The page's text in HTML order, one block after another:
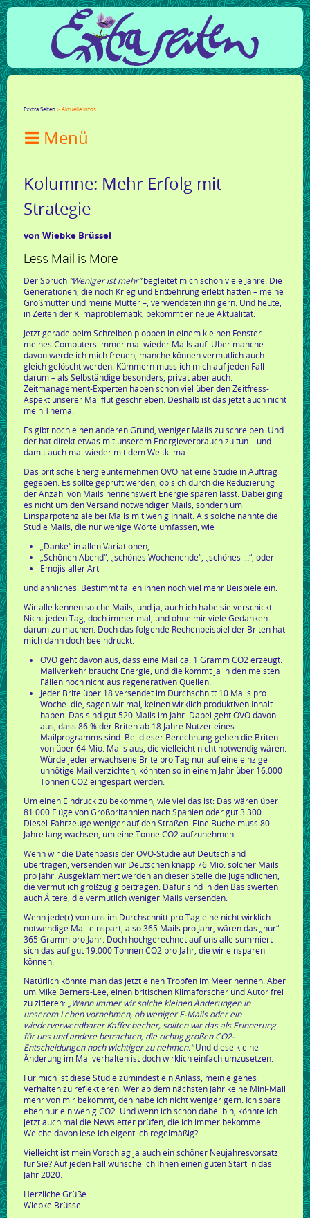
Exxtra Seiten Aktuelle Infos

Kolumne: Mehr Erfolg mit
Strategie
von Wiebke Brüssel
Less Mail is More
Der Spruch “Weniger ist mehr”begleitet mich schon viele Jahre. Die
Generationen, die noch Krieg und Entbehrung erlebt hatten – meine
Großmutter und meine Mutter –, verwendeten ihn gern. Und heute,
in Zeiten der Klimaproblematik, bekommt er neue Aktualität.
Jetzt gerade beim Schreiben ploppen in einem kleinen Fenster
meines Computers immer mal wieder Mails auf. Über manche
davon werde ich mich freuen, manche können vermutlich auch
gleich gelöscht werden. Kümmern muss ich mich auf jeden Fall
darum – als Selbständige besonders, privat aber auch.
Zeitmanagement-Experten haben schon viel über den Zeitfress-
Aspekt unserer Mailflut geschrieben. Deshalb ist das jetzt auch nicht
mein Thema.
Es gibt noch einen anderen Grund, weniger Mails zu schreiben. Und
der hat direkt etwas mit unserem Energieverbrauch zu tun – und
damit auch mal wieder mit dem Weltklima.
Das britische Energieunternehmen OVO hat eine Studie in Auftrag
gegeben. Es sollte geprüft werden, ob sich durch die Reduzierung
der Anzahl von Mails nennenswert Energie sparen lässt. Dabei ging
es nicht um den Versand notwendiger Mails, sondern um
Einsparpotenziale bei Mails mit wenig Inhalt. Als solche nannte die
Studie Mails, die nur wenige Worte umfassen, wie
„Danke“ in allen Variationen,
„Schönen Abend“, „schönes Wochenende“, „schönes …“, oder
Emojis aller Art
und ähnliches. Bestimmt fallen Ihnen noch viel mehr Beispiele ein.
Wir alle kennen solche Mails, und ja, auch ich habe sie verschickt.
Nicht jeden Tag, doch immer mal, und ohne mir viele Gedanken
darum zu machen. Doch das folgende Rechenbeispiel der Briten hat
mich dann doch beeindruckt.
OVO geht davon aus, dass eine Mail ca. 1 Gramm CO2 erzeugt.
Mailverkehr braucht Energie, und die kommt ja in den meisten
Fällen noch nicht aus regenerativen Quellen.
Jeder Brite über 18 versendet im Durchschnitt 10 Mails pro
Woche. die, sagen wir mal, keinen wirklich produktiven Inhalt
haben. Das sind gut 520 Mails im Jahr. Dabei geht OVO davon
aus, dass 86 % der Briten ab 18 Jahre Nutzer eines
Mailprogramms sind. Bei dieser Berechnung gehen die Briten
von über 64 Mio. Mails aus, die vielleicht nicht notwendig wären.
Würde jeder erwachsene Brite pro Tag nur auf eine einzige
unnötige Mail verzichten, könnten so in einem Jahr über 16.000
Tonnen CO2 eingespart werden.
Um einen Eindruck zu bekommen, wie viel das ist: Das wären über
81.000 Flüge von Großbritannien nach Spanien oder gut 3.300
Diesel-Fahrzeuge weniger auf den Straßen. Eine Buche muss 80
Jahre lang wachsen, um eine Tonne CO2 aufzunehmen.
Wenn wir die Datenbasis der OVO-Studie auf Deutschland
übertragen, versenden wir Deutschen knapp 76 Mio. solcher Mails
pro Jahr. Ausgeklammert werden an dieser Stelle die Jugendlichen,
die vermutlich großzügig beitragen. Dafür sind in den Basiswerten
auch Ältere, die vermutlich weniger Mails versenden.
Wenn jede(r) von uns im Durchschnitt pro Tag eine nicht wirklich
notwendige Mail einspart, also 365 Mails pro Jahr, wären das „nur“
365 Gramm pro Jahr. Doch hochgerechnet auf uns alle summiert
sich das auf gut 19.000 Tonnen CO2 pro Jahr, die wir einsparen
können.
Natürlich könnte man das jetzt einen Tropfen im Meer nennen. Aber
um Mike Berners-Lee, einen britischen Klimaforscher und Autor frei
zu zitieren: „Wann immer wir solche kleinen Änderungen in
unserem Leben vornehmen, ob weniger E-Mails oder ein
wiederverwendbarer Kaffeebecher, sollten wir das als Erinnerung
für uns und andere betrachten, die richtig großen CO2-
Entscheidungen noch wichtiger zu nehmen.“Und diese kleine
Änderung im Mailverhalten ist doch wirklich einfach umzusetzen.
Für mich ist diese Studie zumindest ein Anlass, mein eigenes
Verhalten zu reflektieren. Wer ab dem nächsten Jahr keine Mini-Mail
mehr von mir bekommt, den habe ich nicht weniger gern. Ich spare
eben nur ein wenig CO2. Und wenn ich schon dabei bin, könnte ich
jetzt auch mal die Newsletter prüfen, die ich immer bekomme.
Welche davon lese ich eigentlich regelmäßig?
Vielleicht ist mein Vorschlag ja auch ein schöner Neujahresvorsatz
für Sie? Auf jeden Fall wünsche ich Ihnen einen guten Start in das
Jahr 2020.
Herzliche Grüße
Wiebke Brüssel